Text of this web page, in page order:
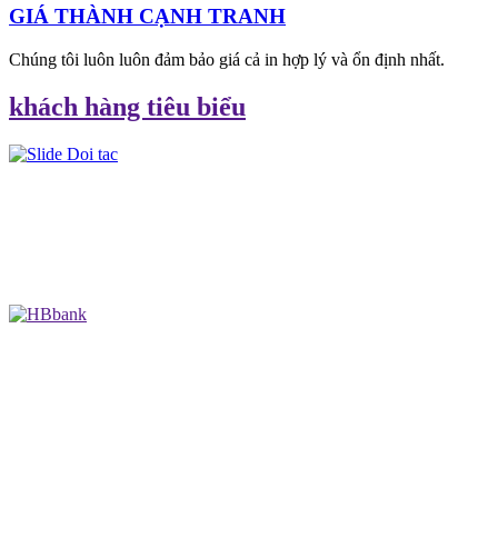
GIÁ THÀNH CẠNH TRANH
Chúng tôi luôn luôn đảm bảo giá cả in hợp lý và ổn định nhất.
khách hàng tiêu biểu